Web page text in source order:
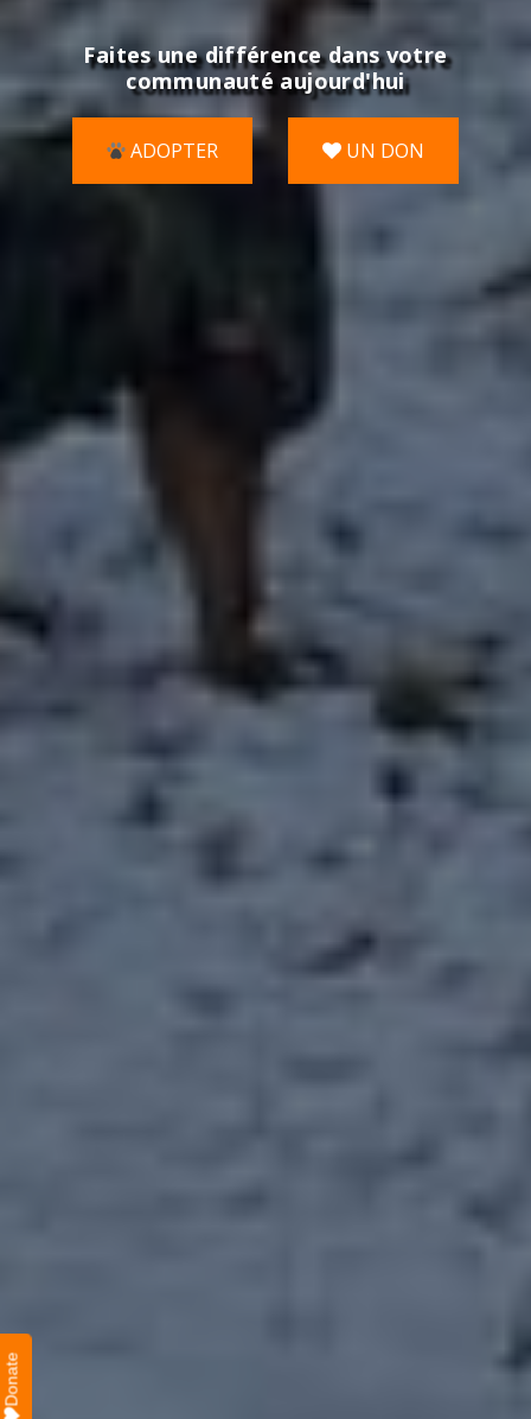
Faites une différence dans votre
communauté aujourd'hui
ADOPTER UN DON
Donate